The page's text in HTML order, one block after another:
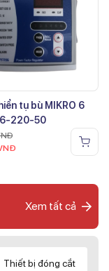
tụ bù MIKRO 6
220-50
Xem tất cả
Thiết bị đóng cắt